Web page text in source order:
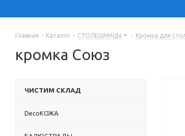
Главная - Каталог - СТОЛЕШНИЦЫ - Кромка для
кромка Союз
ЧИСТИМ СКЛАД
DecoКОЖА